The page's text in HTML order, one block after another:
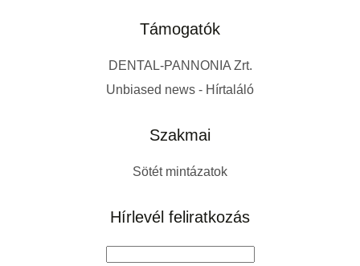
Támogatók
DENTAL-PANNONIA Zrt.
Unbiased news - Hírtaláló
Szakmai
Sötét mintázatok
Hírlevél feliratkozás